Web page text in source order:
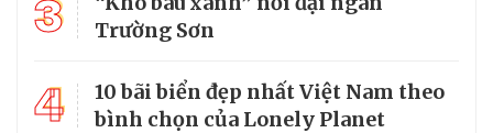
3
Trường Sơn
4
10 bãi biển đẹp nhất Việt Nam theo
bình chọn của Lonely Planet